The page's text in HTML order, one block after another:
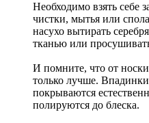
Необходимо взять себе
чистки, мытья или
насухо вытирать
тканью или
И помните, что от носки
только лучше.
покрываются
полируются до блеска.